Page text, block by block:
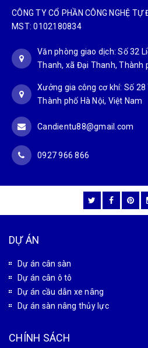
CÔNG TY CỔ PHẦN CÔNG NGHỆ TỰ
MST: 0102180834
Văn phòng giao dịch: Số 32
Thanh, xã Đại Thanh, Thành
Xưởng gia công cơ khí: Số
Thành phố Hà Nội, Việt Nam
Candientu88@gmail.com
0927 966 866
DỰ ÁN
Dự án cân sàn
Dự án cân ô tô
Dự án cầu dẫn xe nâng
Dự án sàn nâng thủy lực
CHÍNH SÁCH